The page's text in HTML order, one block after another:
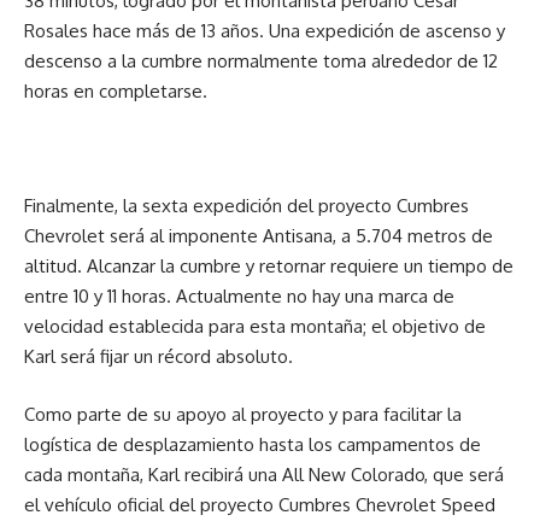
Rosales hace más de 13 años. Una expedición de ascenso y
descenso a la cumbre normalmente toma alrededor de 12
horas en completarse.
Finalmente, la sexta expedición del proyecto Cumbres
Chevrolet será al imponente Antisana, a 5.704 metros de
altitud. Alcanzar la cumbre y retornar requiere un tiempo de
entre 10 y 11 horas. Actualmente no hay una marca de
velocidad establecida para esta montaña; el objetivo de
Karl será fijar un récord absoluto.
Como parte de su apoyo al proyecto y para facilitar la
logística de desplazamiento hasta los campamentos de
cada montaña, Karl recibirá una All New Colorado, que será
el vehículo oficial del proyecto Cumbres Chevrolet Speed